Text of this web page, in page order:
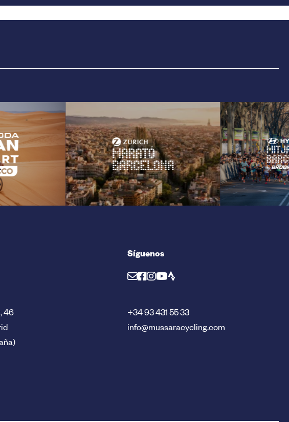
Síguenos
46
+34 93 431 55 33
info@mussaracycling.com